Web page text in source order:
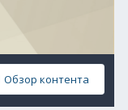
Обзор контента